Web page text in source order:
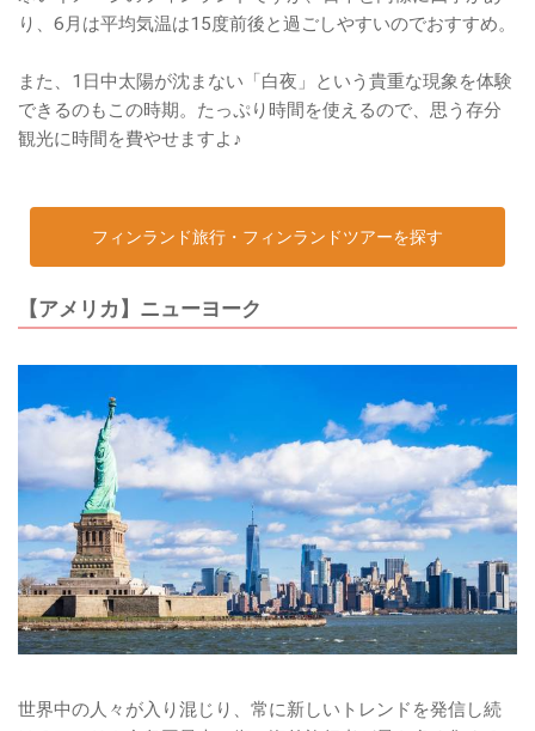
り、6月は平均気温は15度前後と過ごしやすいのでおすすめ。
また、1日中太陽が沈まない「白夜」という貴重な現象を体験
できるのもこの時期。たっぷり時間を使えるので、思う存分
観光に時間を費やせますよ♪
フィンランド旅行・フィンランドツアーを探す
【アメリカ】ニューヨーク
世界中の人々が入り混じり、常に新しいトレンドを発信し続